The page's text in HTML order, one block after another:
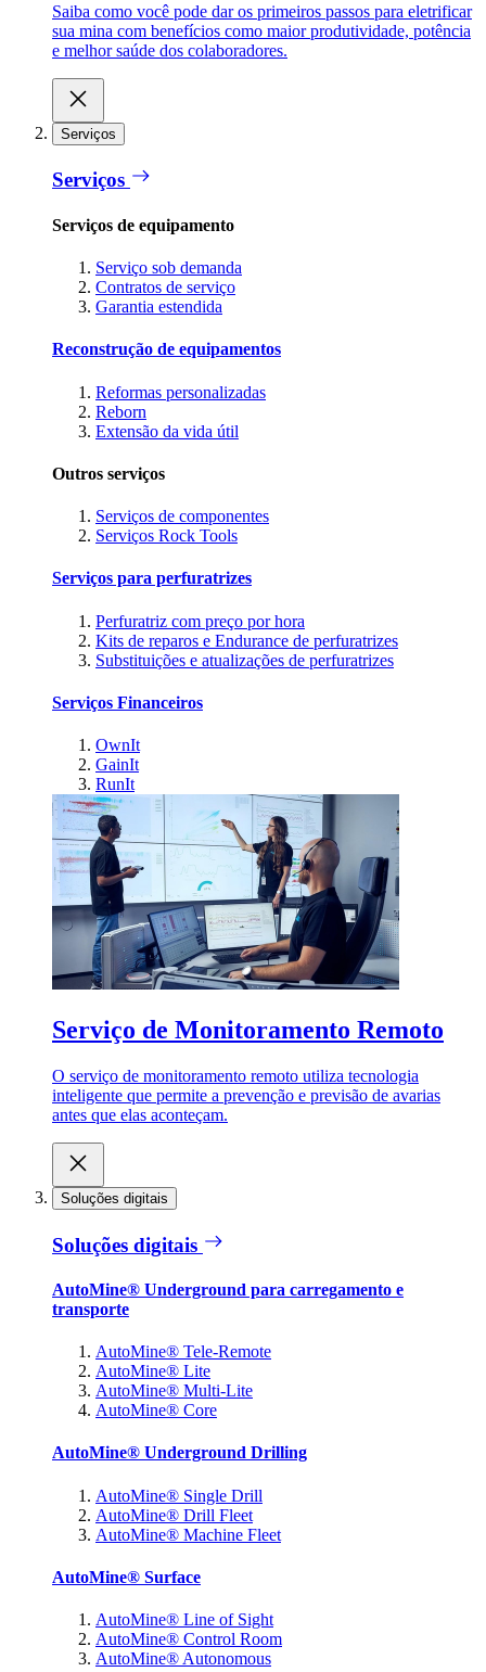
Saiba como você pode dar os primeiros passos para eletrificar
sua mina com benefícios como maior produtividade, potência
e melhor saúde dos colaboradores.
Serviços
Serviços
Serviços de equipamento
Serviço sob demanda
Contratos de serviço
Garantia estendida
Reconstrução de equipamentos
Reformas personalizadas
Reborn
Extensão da vida útil
Outros serviços
Serviços de componentes
Serviços Rock Tools
Serviços para perfuratrizes
Perfuratriz com preço por hora
Kits de reparos e Endurance de perfuratrizes
Substituições e atualizações de perfuratrizes
Serviços Financeiros
OwnIt
GainIt
RunIt
Serviço de Monitoramento Remoto
O serviço de monitoramento remoto utiliza tecnologia
inteligente que permite a prevenção e previsão de avarias
antes que elas aconteçam.
Soluções digitais
Soluções digitais
AutoMine® Underground para carregamento e
transporte
AutoMine® Tele-Remote
AutoMine® Lite
AutoMine® Multi-Lite
AutoMine® Core
AutoMine® Underground Drilling
AutoMine® Single Drill
AutoMine® Drill Fleet
AutoMine® Machine Fleet
AutoMine® Surface
AutoMine® Line of Sight
AutoMine® Control Room
AutoMine® Autonomous